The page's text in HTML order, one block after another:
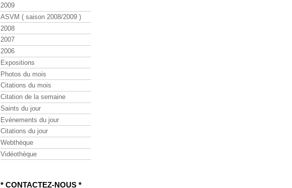
2009
ASVM ( saison 2008/2009 )
2008
2007
2006
Expositions
Photos du mois
Citations du mois
Citation de la semaine
Saints du jour
Evénements du jour
Citations du jour
Webthèque
Vidéothèque
* CONTACTEZ-NOUS *